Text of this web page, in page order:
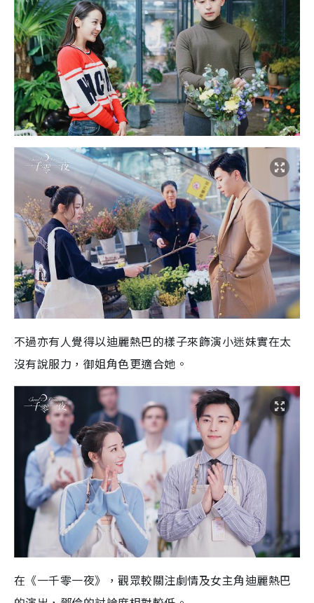
不過亦有人覺得以迪麗熱巴的樣子來飾演小迷妹實在太
沒有說服力，御姐角色更適合她。
在《一千零一夜》，觀眾較關注劇情及女主角迪麗熱巴